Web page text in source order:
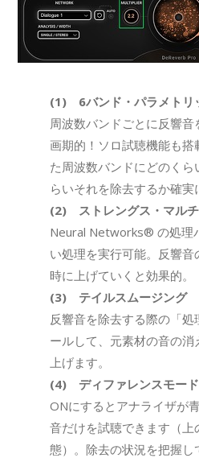
(1) 6バンド・パラメトリ
周波数バンドごとに反響
画期的！ソロ試聴機能も
た周波数バンドにどのくら
らいそれを除去するか確実
(2) ストレングス・マル
Neural Networks® の処理
い処理を実行可能。反響
時に上げていくと効果的。
(3) テイルスムージング
反響音を除去する際の「
ールして、元素材の音の
上げます。
(4) ディファレンスモード
ONにするとアナライザが
音だけを試聴できます（
態）。除去の状況を把握